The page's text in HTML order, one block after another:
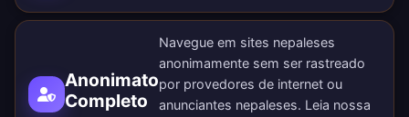
Anonimato
Completo
Navegue em sites nepaleses
anonimamente sem ser rastreado
por provedores de internet ou
anunciantes nepaleses. Leia nossa